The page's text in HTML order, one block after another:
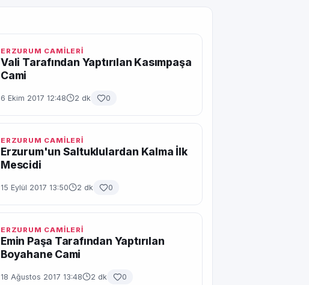
ERZURUM CAMİLERİ
Vali Tarafından Yaptırılan Kasımpaşa
Cami
6 Ekim 2017 12:48 2 dk 0
ERZURUM CAMİLERİ
Erzurum'un Saltuklulardan Kalma İlk
Mescidi
15 Eylül 2017 13:50 2 dk 0
ERZURUM CAMİLERİ
Emin Paşa Tarafından Yaptırılan
Boyahane Cami
18 Ağustos 2017 13:48 2 dk 0